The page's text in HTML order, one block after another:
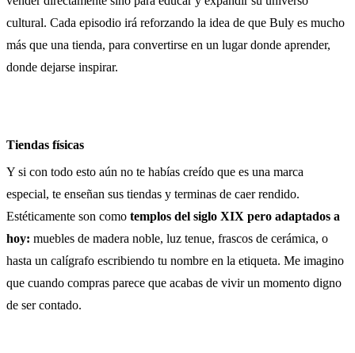
cultural. Cada episodio irá reforzando la idea de que Buly es mucho
más que una tienda, para convertirse en un lugar donde aprender,
donde dejarse inspirar.
Tiendas físicas
Y si con todo esto aún no te habías creído que es una marca
especial, te enseñan sus tiendas y terminas de caer rendido.
Estéticamente son como templos del siglo XIX pero adaptados a
hoy: muebles de madera noble, luz tenue, frascos de cerámica, o
hasta un calígrafo escribiendo tu nombre en la etiqueta. Me imagino
que cuando compras parece que acabas de vivir un momento digno
de ser contado.